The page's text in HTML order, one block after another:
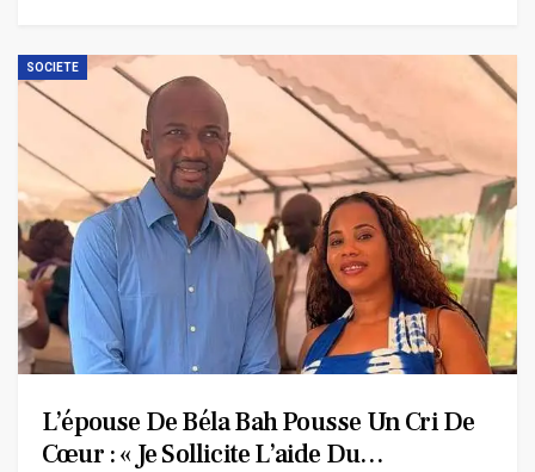
SOCIETE
L’épouse De Béla Bah Pousse Un Cri De
Cœur : « Je Sollicite L’aide Du…